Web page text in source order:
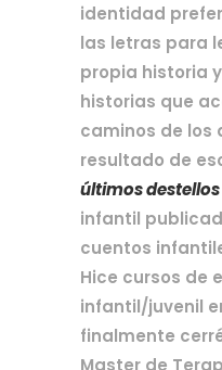
identidad
las letras para
propia historia
historias que
caminos de los
resultado de
últimos destellos
infantil
cuentos
Hice cursos de
infantil/juvenil
finalmente
Master de